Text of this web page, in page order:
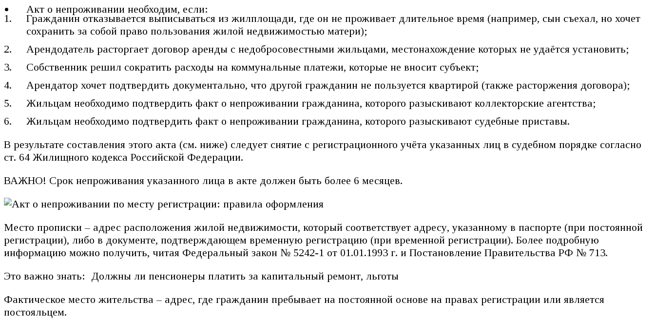
Акт о непроживании необходим, если:
Гражданин отказывается выписываться из жилплощади, где он не проживает длительное время (например, сын съехал, но хочет
сохранить за собой право пользования жилой недвижимостью матери);
Арендодатель расторгает договор аренды с недобросовестными жильцами, местонахождение которых не удаётся установить;
Собственник решил сократить расходы на коммунальные платежи, которые не вносит субъект;
Арендатор хочет подтвердить документально, что другой гражданин не пользуется квартирой (также расторжения договора);
Жильцам необходимо подтвердить факт о непроживании гражданина, которого разыскивают коллекторские агентства;
Жильцам необходимо подтвердить факт о непроживании гражданина, которого разыскивают судебные приставы.
В результате составления этого акта (см. ниже) следует снятие с регистрационного учёта указанных лиц в судебном порядке согласно
ст. 64 Жилищного кодекса Российской Федерации.
ВАЖНО! Срок непроживания указанного лица в акте должен быть более 6 месяцев.
Место прописки – адрес расположения жилой недвижимости, который соответствует адресу, указанному в паспорте (при постоянной
регистрации), либо в документе, подтверждающем временную регистрацию (при временной регистрации). Более подробную
информацию можно получить, читая Федеральный закон № 5242-1 от 01.01.1993 г. и Постановление Правительства РФ № 713.
Это важно знать: Должны ли пенсионеры платить за капитальный ремонт, льготы
Фактическое место жительства – адрес, где гражданин пребывает на постоянной основе на правах регистрации или является
постояльцем.